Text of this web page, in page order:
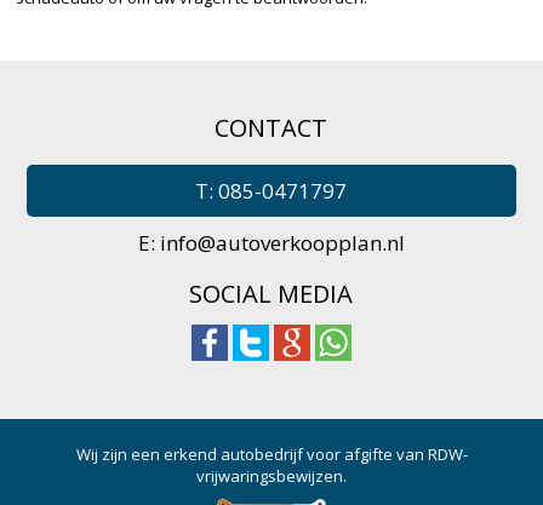
CONTACT
T: 085-0471797
E: info@autoverkoopplan.nl
SOCIAL MEDIA
Wij zijn een erkend autobedrijf voor afgifte van RDW-
vrijwaringsbewijzen.